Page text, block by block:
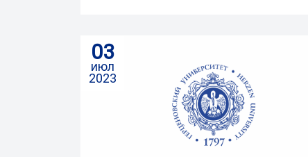
03
июл
2023